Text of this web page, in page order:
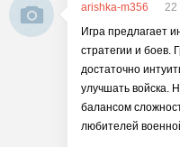
arishka-m356
22
Игра предлагает
стратегии и боев.
достаточно
улучшать войска.
балансом
любителей